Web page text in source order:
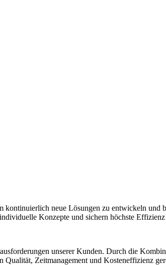
neue Lösungen zu entwickeln und
Konzepte und sichern höchste
unserer Kunden. Durch die
Zeitmanagement und Kosteneffizienz